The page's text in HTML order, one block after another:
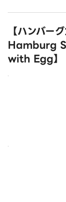
【ハンバー
Hamburg
with Egg】